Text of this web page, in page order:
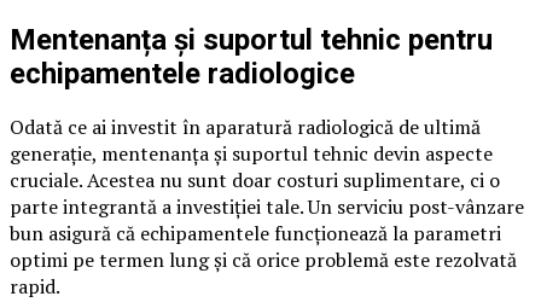
Mentenanța și suportul tehnic pentru
echipamentele radiologice
Odată ce ai investit în aparatură radiologică de ultimă
generație, mentenanța și suportul tehnic devin aspecte
cruciale. Acestea nu sunt doar costuri suplimentare, ci o
parte integrantă a investiției tale. Un serviciu post-vânzare
bun asigură că echipamentele funcționează la parametri
optimi pe termen lung și că orice problemă este rezolvată
rapid.